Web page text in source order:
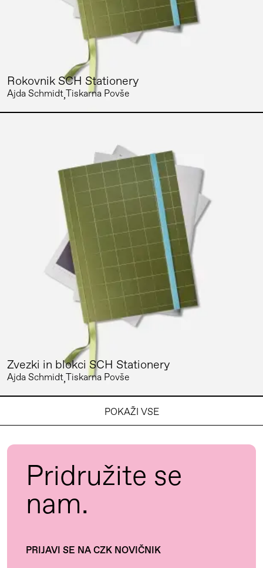
Rokovnik SCH Stationery
Ajda Schmidt Tiskarna Povše
Zvezki in blokci SCH Stationery
Ajda Schmidt Tiskarna Povše
POKAŽI VSE
Pridružite se
nam.
PRIJAVI SE NA CZK NOVIČNIK